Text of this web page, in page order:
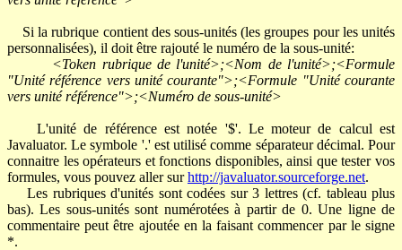
Si la rubrique contient des sous-unités (les groupes pour les unités
personnalisées), il doit être rajouté le numéro de la sous-unité:
<Token rubrique de l'unité>;<Nom de l'unité>;<Formule
"Unité référence vers unité courante">;<Formule "Unité courante
vers unité référence">;<Numéro de sous-unité>
L'unité de référence est notée '$'. Le moteur de calcul est
Javaluator. Le symbole '.' est utilisé comme séparateur décimal. Pour
connaitre les opérateurs et fonctions disponibles, ainsi que tester vos
formules, vous pouvez aller surhttp://javaluator.sourceforge.net.
Les rubriques d'unités sont codées sur 3 lettres (cf. tableau plus
bas). Les sous-unités sont numérotées à partir de 0. Une ligne de
commentaire peut être ajoutée en la faisant commencer par le signe
*.